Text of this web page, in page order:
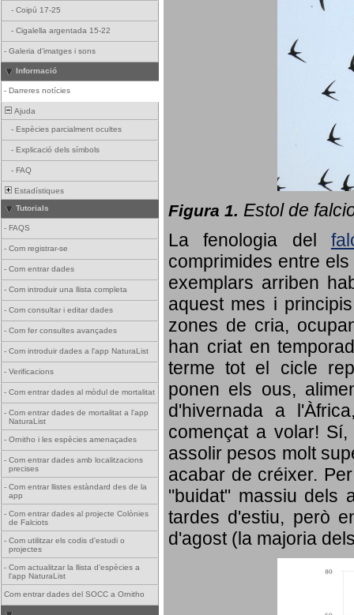
- Coipú 17-25
- Cigalella argentada 15-22
- Galeria d'imatges i sons
Informació
- Darreres notícies
Ajuda
- Espècies parcialment ocultes
- Explicació dels símbols
- FAQ
Estadístiques
Tutorials
- FAQS
- Com registrar-se
- Com entrar dades
- Com introduir una llista completa
- Com consultar i editar dades
- Com fer consultes avançades
- Com introduir dades a l'app NaturaList
- Verificacions
- Com entrar dades al mòdul de mortalitat
- Com entrar dades de mortalitat a l'app
NaturaList
- Ornitho i les espècies amenaçades
- Com entrar dades amb localitzacions
precises
- Com entrar llistes estàndard des de la
app
- Com entrar dades al projecte Colònies
de Falciots
- Com utilitzar els codis d'estudi o
projectes
- Com actualitzar la llista d'espècies a
l'app NaturaList
Com entrar dades del SOCC a Ornitho
Figura 1. Estol de
La fenologia del
comprimides entre
exemplars arriben
aquest mes i
zones de cria,
han criat en
terme tot el cicle
ponen els ous,
d'hivernada a
començat a volar!
assolir pesos molt
acabar de créixer.
"buidat" massiu dels
tardes d'estiu, però
d'agost (la majoria